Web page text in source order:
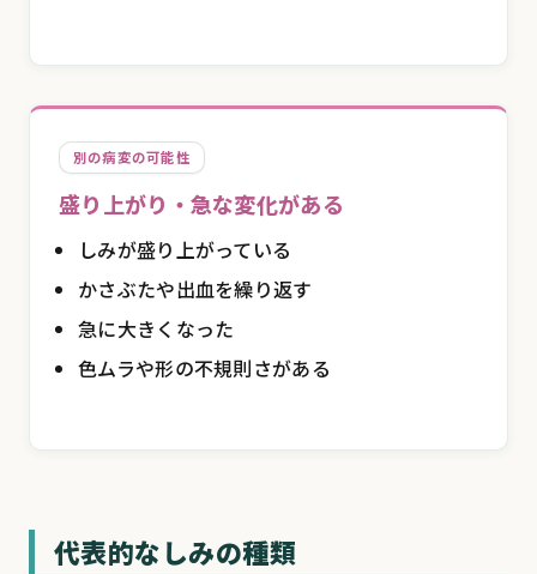
別の病変の可能性
盛り上がり・急な変化がある
しみが盛り上がっている
かさぶたや出血を繰り返す
急に大きくなった
色ムラや形の不規則さがある
代表的なしみの種類